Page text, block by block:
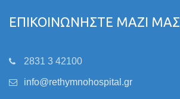
ΕΠΙΚΟΙΝΩΝΗΣΤΕ ΜΑΖΙ ΜΑΣ
2831 3 42100
info@rethymnohospital.gr